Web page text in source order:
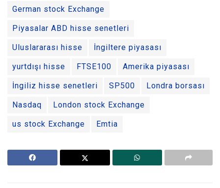
German stock Exchange
Piyasalar ABD hisse senetleri
Uluslararası hisse İngiltere piyasası
yurtdışı hisse FTSE100 Amerika piyasası
İngiliz hisse senetleri SP500 Londra borsası
Nasdaq London stock Exchange
us stock Exchange Emtia